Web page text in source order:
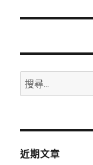
文
搜
尋
鍵
近期文章